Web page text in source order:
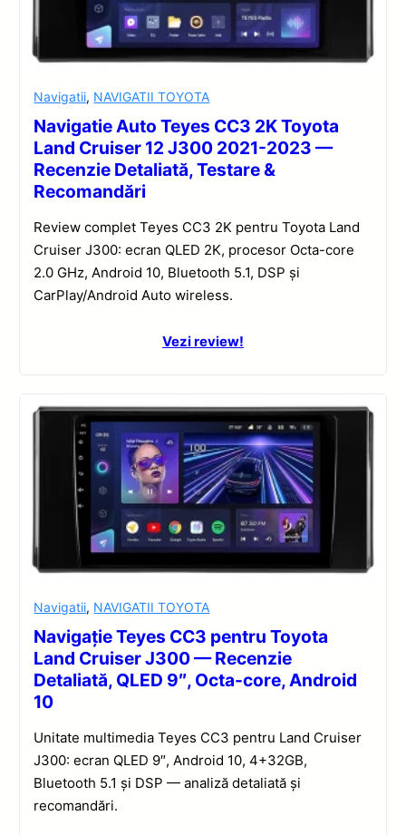
Navigatii, NAVIGATII TOYOTA
Navigatie Auto Teyes CC3 2K Toyota
Land Cruiser 12 J300 2021-2023 —
Recenzie Detaliată, Testare &
Recomandări
Review complet Teyes CC3 2K pentru Toyota Land
Cruiser J300: ecran QLED 2K, procesor Octa-core
2.0 GHz, Android 10, Bluetooth 5.1, DSP și
CarPlay/Android Auto wireless.
Vezi review!
Navigatii, NAVIGATII TOYOTA
Navigație Teyes CC3 pentru Toyota
Land Cruiser J300 — Recenzie
Detaliată, QLED 9″, Octa-core, Android
10
Unitate multimedia Teyes CC3 pentru Land Cruiser
J300: ecran QLED 9″, Android 10, 4+32GB,
Bluetooth 5.1 și DSP — analiză detaliată și
recomandări.